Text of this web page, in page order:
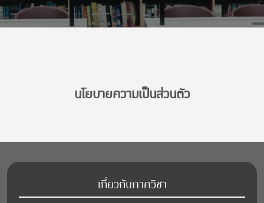
นโยบายความเป็นส่วนตัว
เกี่ยวกับภาควิชา